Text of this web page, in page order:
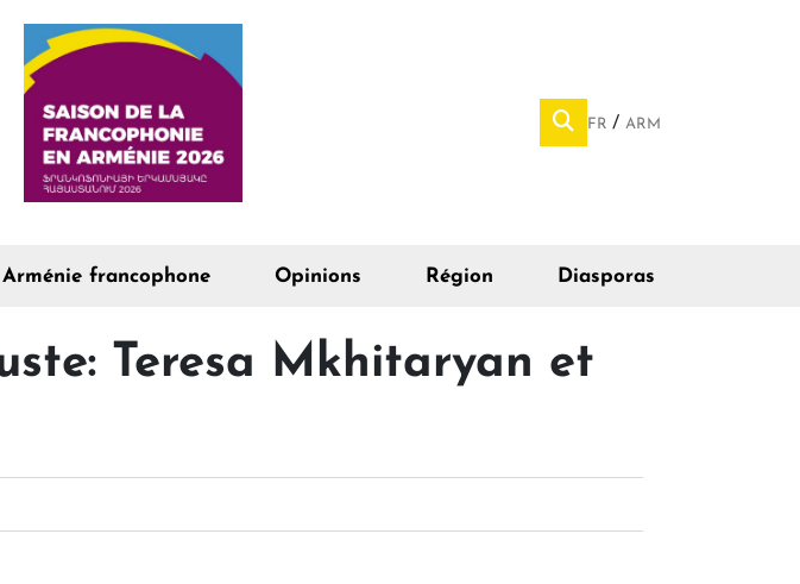
FR ARM
Arménie francophone Opinions Région Diasporas
Teresa Mkhitaryan et